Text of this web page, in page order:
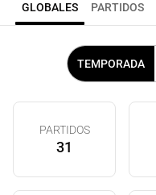
GLOBALES PARTIDOS
TEMPORADA
PARTIDOS
31